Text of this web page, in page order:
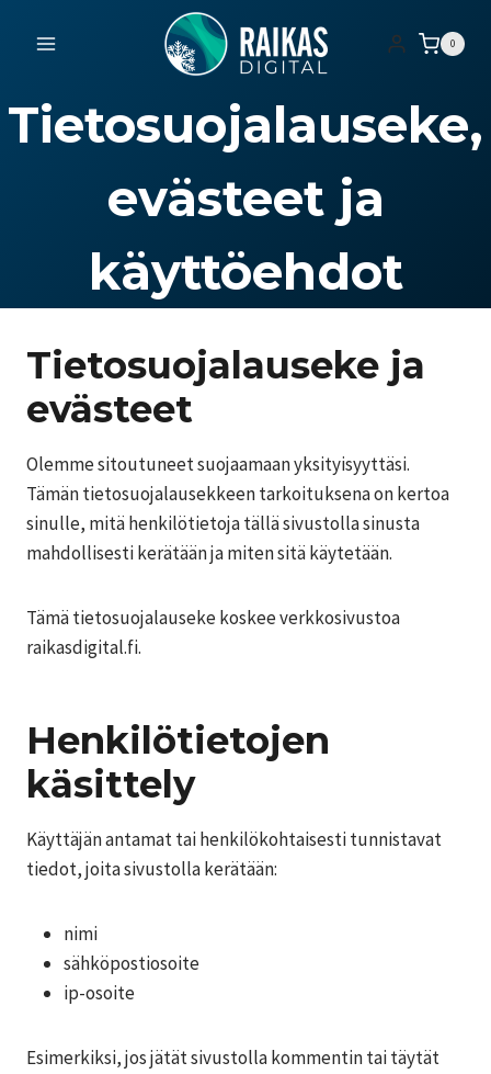
sisältöön
0
Tietosuojalauseke,
evästeet ja
käyttöehdot
Tietosuojalauseke ja
evästeet
Olemme sitoutuneet suojaamaan yksityisyyttäsi.
Tämän tietosuojalausekkeen tarkoituksena on kertoa
sinulle, mitä henkilötietoja tällä sivustolla sinusta
mahdollisesti kerätään ja miten sitä käytetään.
Tämä tietosuojalauseke koskee verkkosivustoa
raikasdigital.fi.
Henkilötietojen
käsittely
Käyttäjän antamat tai henkilökohtaisesti tunnistavat
tiedot, joita sivustolla kerätään:
nimi
sähköpostiosoite
ip-osoite
Esimerkiksi, jos jätät sivustolla kommentin tai täytät